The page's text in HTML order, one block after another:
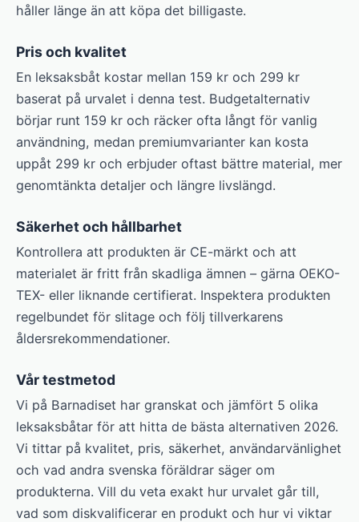
håller länge än att köpa det billigaste.
Pris och kvalitet
En leksaksbåt kostar mellan 159 kr och 299 kr
baserat på urvalet i denna test. Budgetalternativ
börjar runt 159 kr och räcker ofta långt för vanlig
användning, medan premiumvarianter kan kosta
uppåt 299 kr och erbjuder oftast bättre material, mer
genomtänkta detaljer och längre livslängd.
Säkerhet och hållbarhet
Kontrollera att produkten är CE-märkt och att
materialet är fritt från skadliga ämnen – gärna OEKO-
TEX- eller liknande certifierat. Inspektera produkten
regelbundet för slitage och följ tillverkarens
åldersrekommendationer.
Vår testmetod
Vi på Barnadiset har granskat och jämfört 5 olika
leksaksbåtar för att hitta de bästa alternativen 2026.
Vi tittar på kvalitet, pris, säkerhet, användarvänlighet
och vad andra svenska föräldrar säger om
produkterna. Vill du veta exakt hur urvalet går till,
vad som diskvalificerar en produkt och hur vi viktar